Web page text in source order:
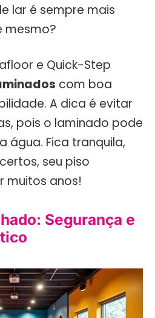
lar é sempre mais
mesmo?
e Quick-Step
com boa
A dica é evitar
pois o laminado pode
água. Fica tranquila,
seu piso
muitos anos!
Segurança e